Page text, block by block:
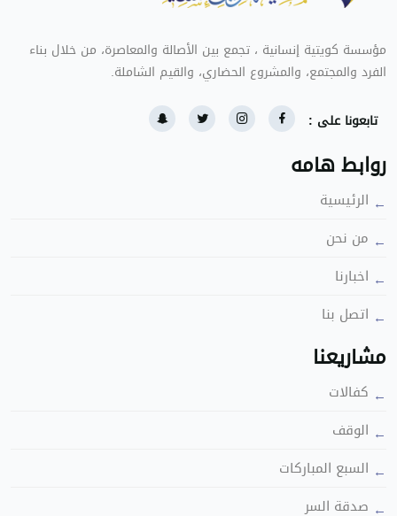
مؤسسة كويتية إنسانية ، تجمع بين الأصالة والمعاصرة، من خلال بناء
الفرد والمجتمع، والمشروع الحضاري، والقيم الشاملة.
تابعونا على :
روابط هامه
الرئيسية
من نحن
اخبارنا
اتصل بنا
مشاريعنا
كفالات
الوقف
السبع المباركات
صدقة السر